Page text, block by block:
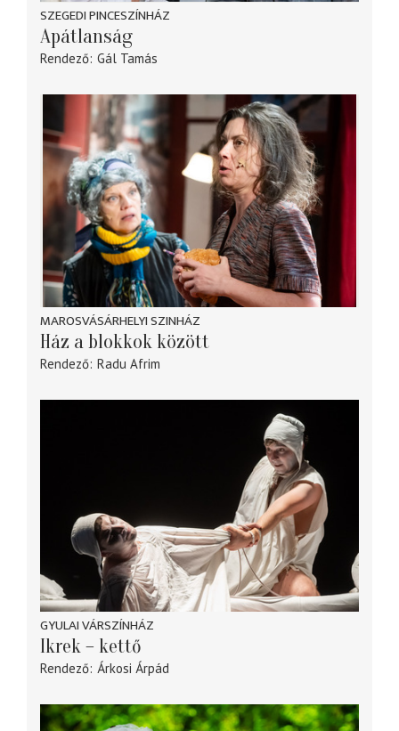
SZEGEDI PINCESZÍNHÁZ
Apátlanság
Rendező Gál Tamás
MAROSVÁSÁRHELYI SZINHÁZ
Ház a blokkok között
Rendező Radu Afrim
GYULAI VÁRSZÍNHÁZ
Ikrek – kettő
Rendező Árkosi Árpád